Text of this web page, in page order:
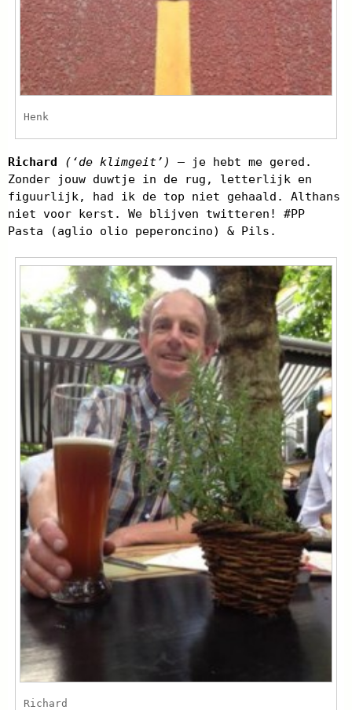
Henk
Richard (‘de klimgeit’)
– je hebt me gered.
Zonder jouw duwtje in de rug, letterlijk en
figuurlijk, had ik de top niet gehaald. Althans
niet voor kerst. We blijven twitteren! #PP
Pasta (aglio olio peperoncino) & Pils.
Richard